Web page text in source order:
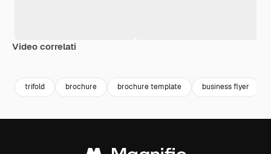
Video correlati
trifold brochure brochure template business flyer